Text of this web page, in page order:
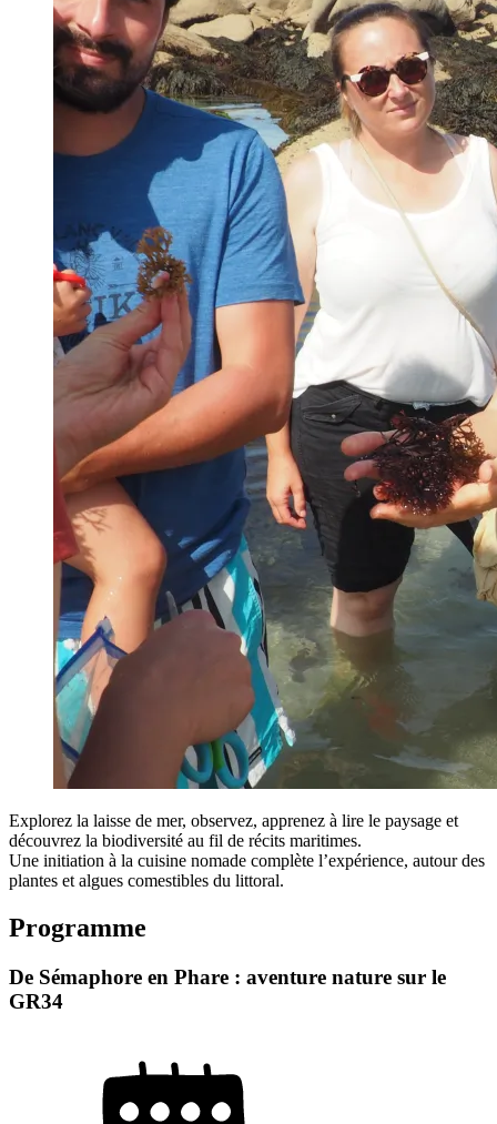
Explorez la laisse de mer, observez, apprenez à lire le paysage et
découvrez la biodiversité au fil de récits maritimes.
Une initiation à la cuisine nomade complète l’expérience, autour des
plantes et algues comestibles du littoral.
Programme
De Sémaphore en Phare : aventure nature sur le
GR34